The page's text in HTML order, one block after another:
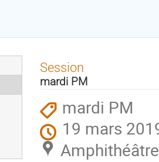
Session
mardi PM
mardi PM
19 mars